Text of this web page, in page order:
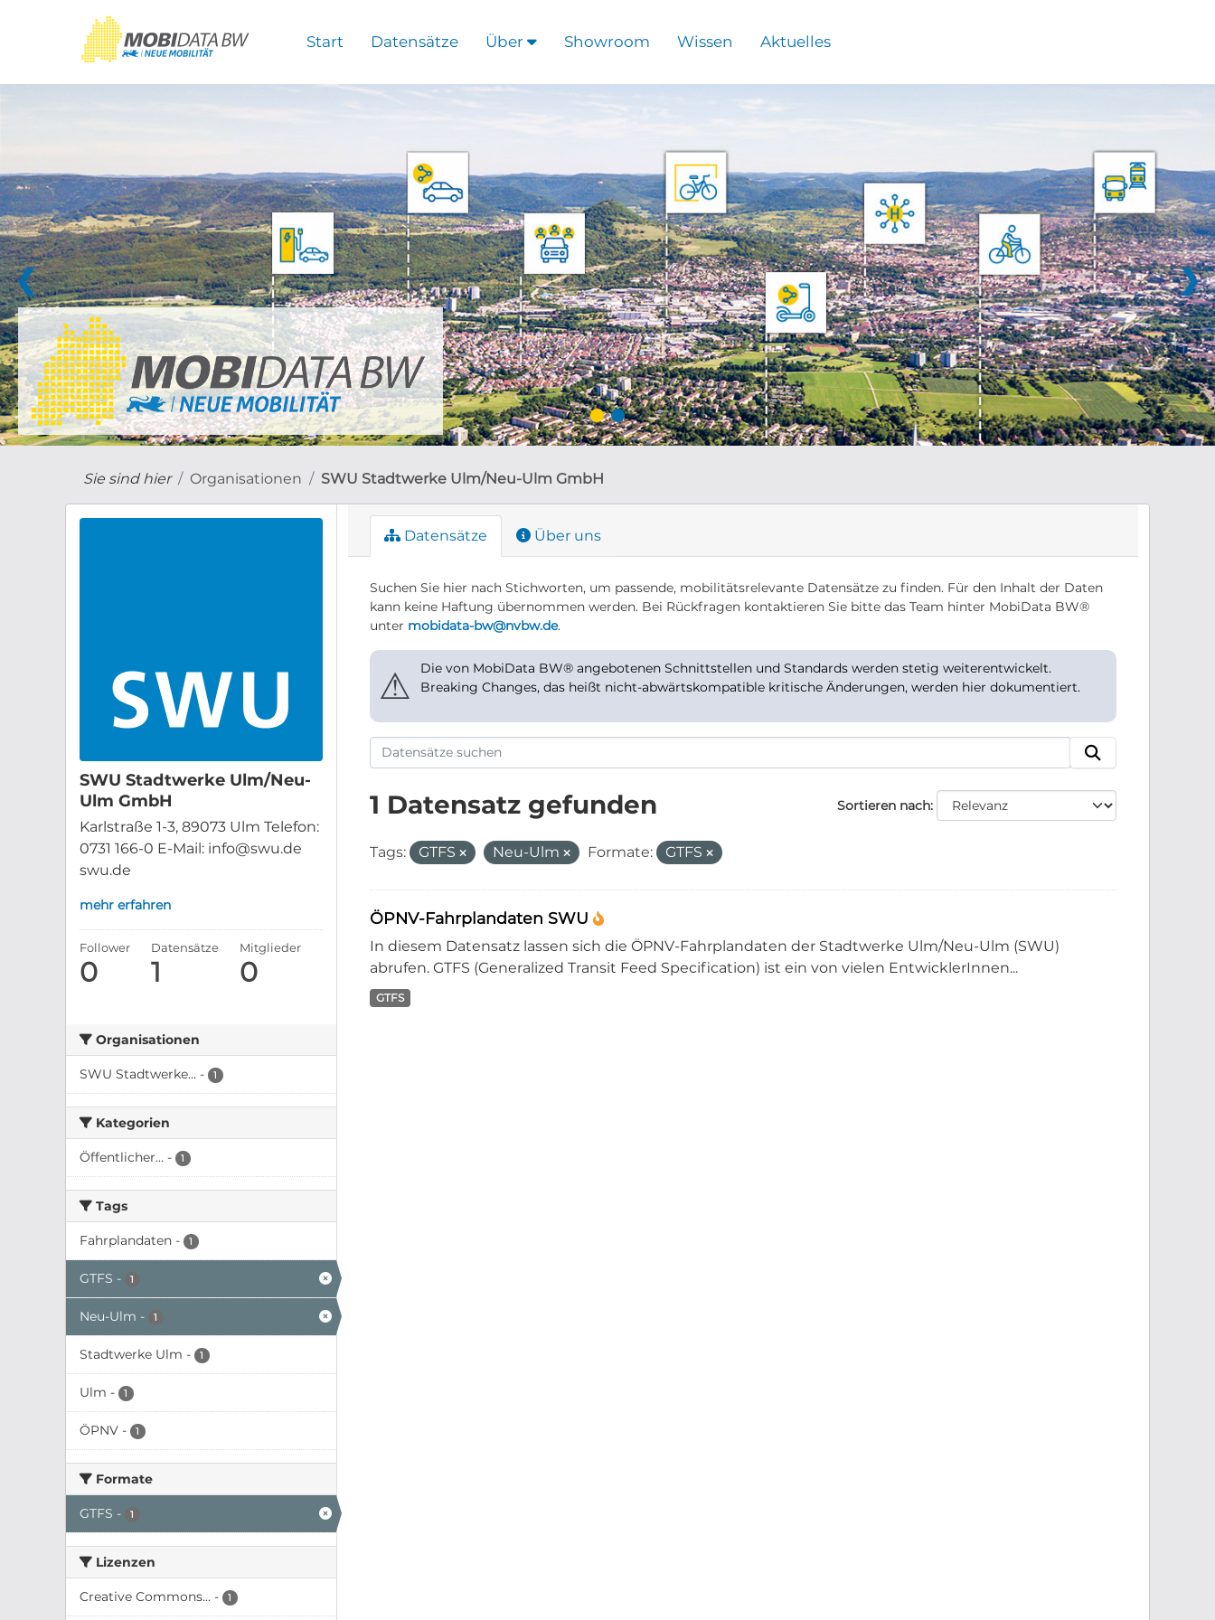
Start Datensätze Über Showroom Wissen Aktuelles
❮ ❯
Sie sind hier Organisationen SWU Stadtwerke Ulm/Neu-Ulm GmbH
SWU Stadtwerke Ulm/Neu-
Ulm GmbH
Karlstraße 1-3, 89073 Ulm Telefon:
0731 166-0 E-Mail: info@swu.de
swu.de
mehr erfahren
Follower
0
Datensätze
1
Mitglieder
0
Organisationen
SWU Stadtwerke... - 1
Kategorien
Öffentlicher... - 1
Tags
Fahrplandaten - 1
GTFS - 1
Neu-Ulm - 1
Stadtwerke Ulm - 1
Ulm - 1
ÖPNV - 1
Formate
GTFS - 1
Lizenzen
Creative Commons... - 1
Datensätze Über uns
Suchen Sie hier nach Stichworten, um passende, mobilitätsrelevante Datensätze zu finden. Für den Inhalt der Daten
kann keine Haftung übernommen werden. Bei Rückfragen kontaktieren Sie bitte das Team hinter MobiData BW®
unter mobidata-bw@nvbw.de.
⚠
Die von MobiData BW® angebotenen Schnittstellen und Standards werden stetig weiterentwickelt.
Breaking Changes, das heißt nicht-abwärtskompatible kritische Änderungen, werden hier dokumentiert.
Sortieren nach
1 Datensatz gefunden
Tags: GTFS Neu-Ulm Formate: GTFS
ÖPNV-Fahrplandaten SWU
In diesem Datensatz lassen sich die ÖPNV-Fahrplandaten der Stadtwerke Ulm/Neu-Ulm (SWU)
abrufen. GTFS (Generalized Transit Feed Specification) ist ein von vielen EntwicklerInnen...
GTFS